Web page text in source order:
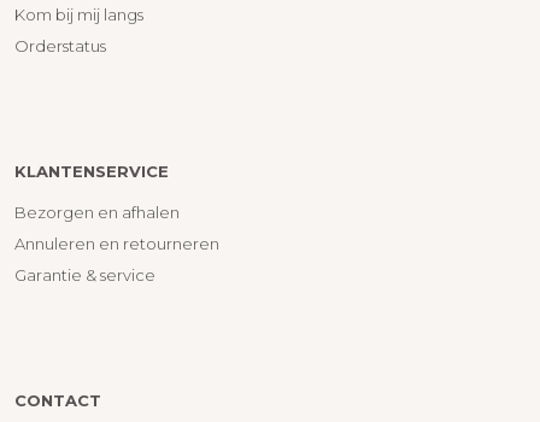
Kom bij mij langs
Orderstatus
KLANTENSERVICE
Bezorgen en afhalen
Annuleren en retourneren
Garantie & service
CONTACT